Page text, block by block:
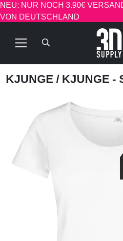
NEU: NUR NOCH 3.90€
VON DEUTSCHLAND
KJUNGE / KJUNGE -